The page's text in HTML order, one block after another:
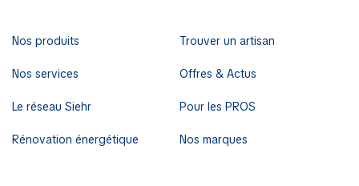
Nos produits
Nos services
Le réseau Siehr
Rénovation énergétique
Trouver un artisan
Offres & Actus
Pour les PROS
Nos marques